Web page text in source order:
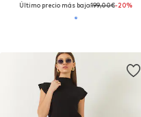
Último precio más bajo:199,00€-20%